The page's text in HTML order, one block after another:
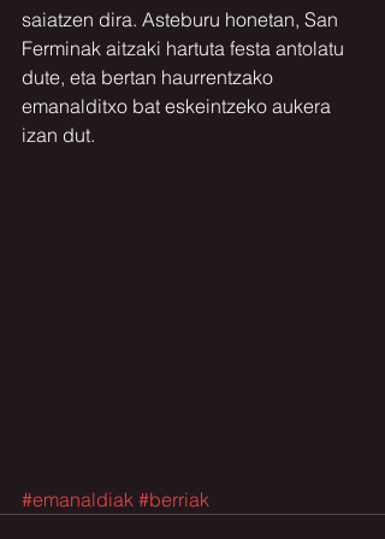
saiatzen dira. Asteburu honetan, San
Ferminak aitzaki hartuta festa antolatu
dute, eta bertan haurrentzako
emanalditxo bat eskeintzeko aukera
izan dut.
#emanaldiak #berriak